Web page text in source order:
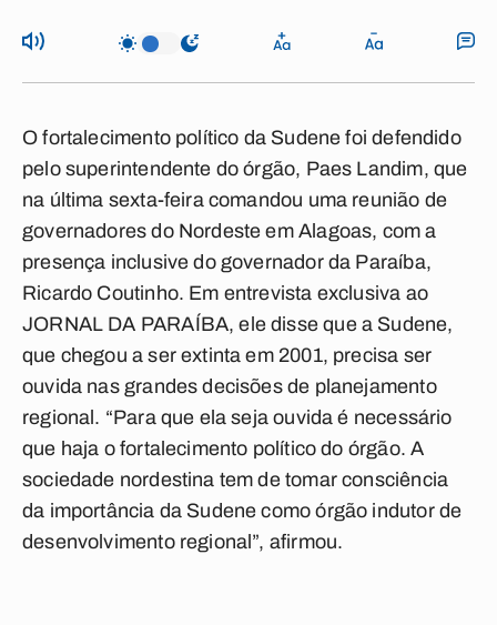
O fortalecimento político da Sudene foi defendido
pelo superintendente do órgão, Paes Landim, que
na última sexta-feira comandou uma reunião de
governadores do Nordeste em Alagoas, com a
presença inclusive do governador da Paraíba,
Ricardo Coutinho. Em entrevista exclusiva ao
JORNAL DA PARAÍBA, ele disse que a Sudene,
que chegou a ser extinta em 2001, precisa ser
ouvida nas grandes decisões de planejamento
regional. “Para que ela seja ouvida é necessário
que haja o fortalecimento político do órgão. A
sociedade nordestina tem de tomar consciência
da importância da Sudene como órgão indutor de
desenvolvimento regional”, afirmou.